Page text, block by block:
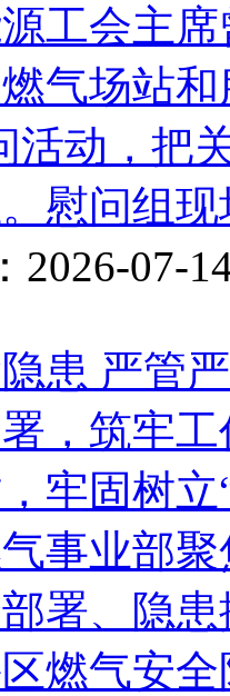
工会主
气场站
活动，把
慰问组
2026-
患 严管
，筑牢
牢固树
事业部
署、隐
燃气安